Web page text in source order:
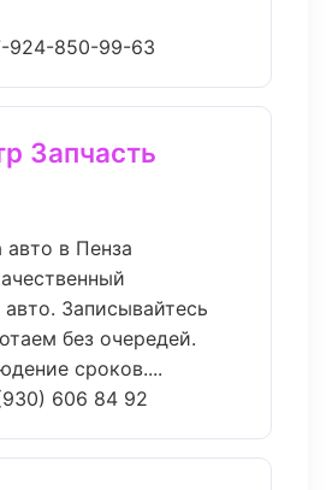
924-850-99-63
Запчасть
авто в Пенза
Записывайтесь
без очередей.
сроков....
606 84 92